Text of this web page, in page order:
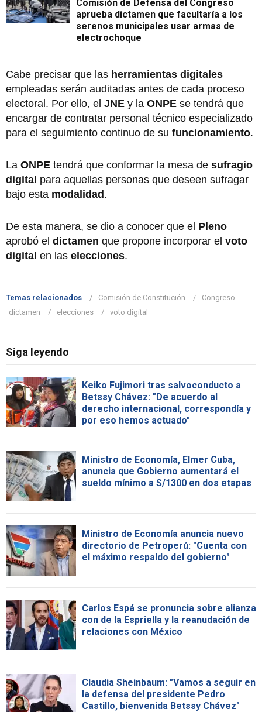
Comisión de Defensa del Congreso
aprueba dictamen que facultaría a los
serenos municipales usar armas de
electrochoque
Cabe precisar que las herramientas digitales
empleadas serán auditadas antes de cada proceso
electoral. Por ello, el JNE y la ONPE se tendrá que
encargar de contratar personal técnico especializado
para el seguimiento continuo de su funcionamiento.
La ONPE tendrá que conformar la mesa de sufragio
digital para aquellas personas que deseen sufragar
bajo esta modalidad.
De esta manera, se dio a conocer que el Pleno
aprobó el dictamen que propone incorporar el voto
digital en las elecciones.
Temas relacionados Comisión de Constitución
Congreso
dictamen
elecciones voto digital
Siga leyendo
Keiko Fujimori tras salvoconducto a
Betssy Chávez: "De acuerdo al
derecho internacional, correspondía y
por eso hemos actuado"
Ministro de Economía, Elmer Cuba,
anuncia que Gobierno aumentará el
sueldo mínimo a S/1300 en dos etapas
Ministro de Economía anuncia nuevo
directorio de Petroperú: "Cuenta con
el máximo respaldo del gobierno"
Carlos Espá se pronuncia sobre alianza
con de la Espriella y la reanudación de
relaciones con México
Claudia Sheinbaum: "Vamos a seguir en
la defensa del presidente Pedro
Castillo, bienvenida Betssy Chávez"